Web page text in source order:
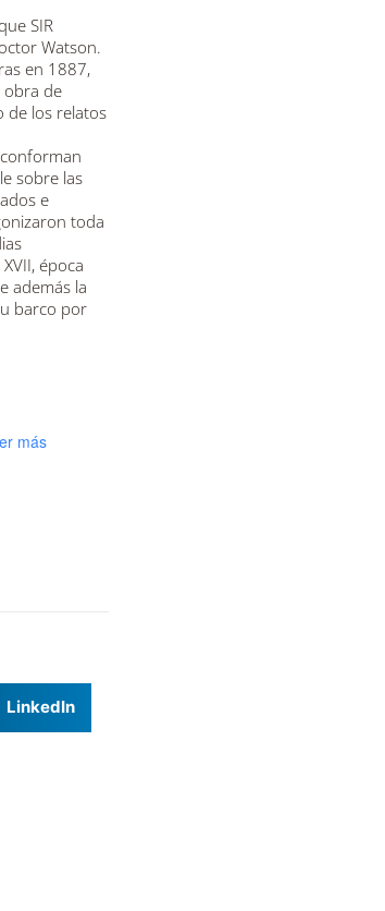
SIR
Watson.
en 1887,
obra de
de los relatos
sobre las
e
toda
época
además la
barco por
más
LinkedIn